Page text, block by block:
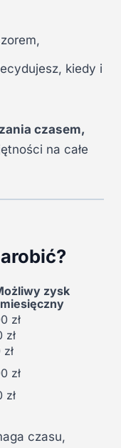
kiedy i
czasem,
na całe
zysk
miesięczny
zł
zł
zł
zł
czasu,